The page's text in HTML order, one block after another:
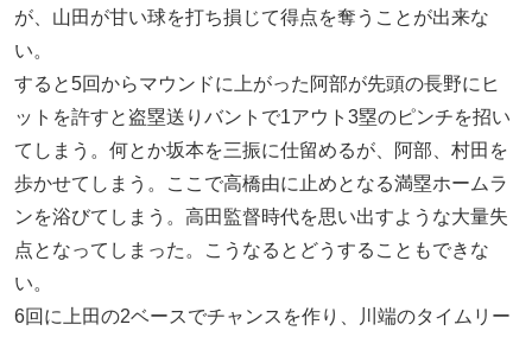
が、山田が甘い球を打ち損じて得点を奪うことが出来な
い。
すると5回からマウンドに上がった阿部が先頭の長野にヒ
ットを許すと盗塁送りバントで1アウト3塁のピンチを招い
てしまう。何とか坂本を三振に仕留めるが、阿部、村田を
歩かせてしまう。ここで高橋由に止めとなる満塁ホームラ
ンを浴びてしまう。高田監督時代を思い出すような大量失
点となってしまった。こうなるとどうすることもできな
い。
6回に上田の2ベースでチャンスを作り、川端のタイムリー